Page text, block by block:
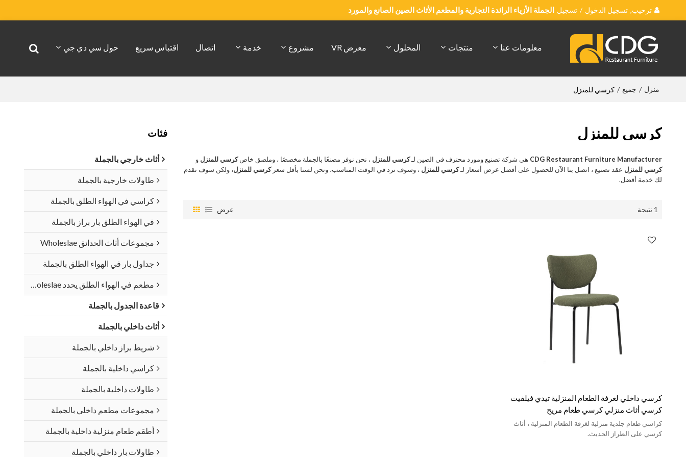
ترحيب, تسجيل الدخول / تسجيل الجملة الأزياء الرائدة التجارية والمطعم الأثاث الصين الصانع والمورد
معلومات عنا منتجات المحلول معرض VR مشروع خدمة اتصال اقتباس سريع حول سي دي جي
منزل / جميع / كرسي للمنزل
فئات
أثاث خارجي بالجملة
طاولات خارجية بالجملة
كراسي في الهواء الطلق بالجملة
في الهواء الطلق بار براز بالجملة
مجموعات أثاث الحدائق Wholeslae
جداول بار في الهواء الطلق بالجملة
مطعم في الهواء الطلق يحدد Wholeslae
قاعدة الجدول بالجملة
أثاث داخلي بالجملة
شريط براز داخلي بالجملة
كراسي داخلية بالجملة
طاولات داخلية بالجملة
مجموعات مطعم داخلي بالجملة
أطقم طعام منزلية داخلية بالجملة
طاولات بار داخلي بالجملة
كرسي للمنزل
CDG Restaurant Furniture Manufacturer هي شركة تصنيع ومورد محترف في الصين لـكرسي للمنزل ، نحن نوفر مصنعًا بالجملة مخصصًا ، وملصق خاصكرسي للمنزل و
كرسي للمنزل عقد تصنيع ، اتصل بنا الآن للحصول على أفضل عرض أسعار لـكرسي للمنزل ، وسوف نرد في الوقت المناسب، ونحن لسنا بأقل سعركرسي للمنزل، ولكن سوف نقدم
لك خدمة أفضل.
1 نتيجة عرض
كرسي داخلي لغرفة الطعام المنزلية تيدي فيلفيت
كرسي أثاث منزلي كرسي طعام مريح
كراسي طعام جلدية منزلية لغرفة الطعام المنزلية ، أثاث
كرسي على الطراز الحديث.